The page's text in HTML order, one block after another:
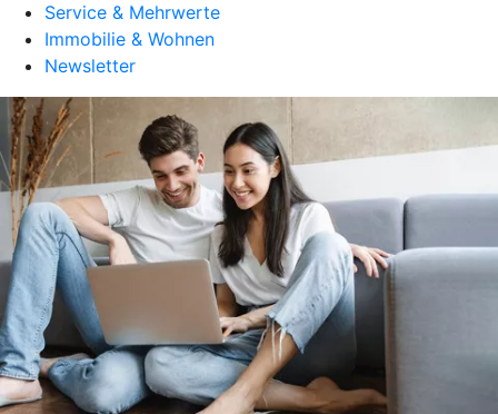
Service & Mehrwerte
Immobilie & Wohnen
Newsletter